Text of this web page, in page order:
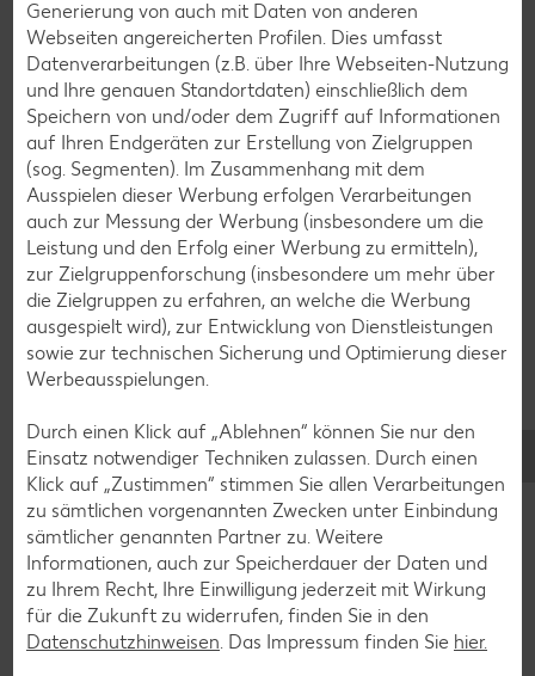
Zurück zur Übersicht
Weitere interessante
Rezeptkategorien
Burger-Rezepte
Pizza-Rezepte
Sushi-Rezepte
Raclette-Rezepte
Flammkuchen-Rezepte
Frühstücksrezepte
Salat-Rezepte
Generierung von auch mit Daten von anderen
Webseiten angereicherten Profilen. Dies umfasst
Datenverarbeitungen (z.B. über Ihre Webseiten-Nutzung
und Ihre genauen Standortdaten) einschließlich dem
Speichern von und/oder dem Zugriff auf Informationen
auf Ihren Endgeräten zur Erstellung von Zielgruppen
(sog. Segmenten). Im Zusammenhang mit dem
Ausspielen dieser Werbung erfolgen Verarbeitungen
auch zur Messung der Werbung (insbesondere um die
Leistung und den Erfolg einer Werbung zu ermitteln),
zur Zielgruppenforschung (insbesondere um mehr über
die Zielgruppen zu erfahren, an welche die Werbung
ausgespielt wird), zur Entwicklung von Dienstleistungen
sowie zur technischen Sicherung und Optimierung dieser
Werbeausspielungen.
Durch einen Klick auf „Ablehnen“ können Sie nur den
Einsatz notwendiger Techniken zulassen. Durch einen
Klick auf „Zustimmen“ stimmen Sie allen Verarbeitungen
zu sämtlichen vorgenannten Zwecken unter Einbindung
sämtlicher genannten Partner zu. Weitere
Informationen, auch zur Speicherdauer der Daten und
zu Ihrem Recht, Ihre Einwilligung jederzeit mit Wirkung
für die Zukunft zu widerrufen, finden Sie in den
Datenschutzhinweisen. Das Impressum finden Sie hier.